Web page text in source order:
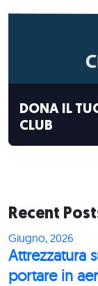
DONA IL
CLUB
Recent
Giugno, 2026
Attrezzatura
portare in